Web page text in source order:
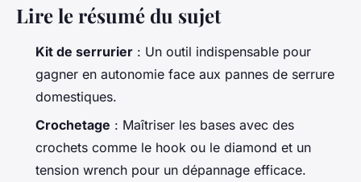
Top 5 outils indispensables
pour réussir votre serrurier
Auberte•16/03/2026 08:57 •8 min de lecture
Lire le résumé du sujet
Kit de serrurier : Un outil indispensable pour
gagner en autonomie face aux pannes de serrure
domestiques.
Crochetage : Maîtriser les bases avec des
crochets comme le hook ou le diamond et un
tension wrench pour un dépannage efficace.